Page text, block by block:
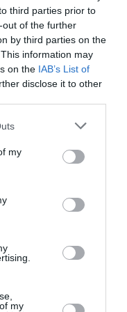
third parties prior to
of the further
by third parties on the
information may
on the IAB’s List of
disclose it to other
my
my
της διεθνούς
στην Αγορά του
είναι:
Herguera,
πολυσυζητημένης
Dream (2023).
από την Πορτογαλία
ενδιαφέρον creative
από το Μαρόκο,
και διανομής
μεγαλύτερα
και
animated
δημιουργός